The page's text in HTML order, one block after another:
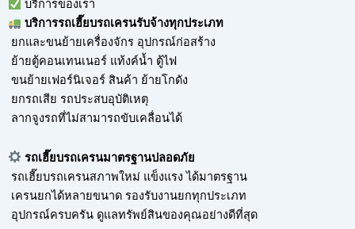
บริการของเรา
บริการรถเฮี๊ยบรถเครนรับจ้างทุกประเภท
ยกและขนย้ายเครื่องจักร อุปกรณ์ก่อสร้าง
ย้ายตู้คอนเทนเนอร์ แท้งค์น้ำ ตู้ไฟ
ขนย้ายเฟอร์นิเจอร์ สินค้า ย้ายโกดัง
ยกรถเสีย รถประสบอุบัติเหตุ
ลากจูงรถที่ไม่สามารถขับเคลื่อนได้
รถเฮี๊ยบรถเครนมาตรฐานปลอดภัย
รถเฮี๊ยบรถเครนสภาพใหม่ แข็งแรง ได้มาตรฐาน
เครนยกได้หลายขนาด รองรับงานยกทุกประเภท
อุปกรณ์ครบครัน ดูแลทรัพย์สินของคุณอย่างดีที่สุด